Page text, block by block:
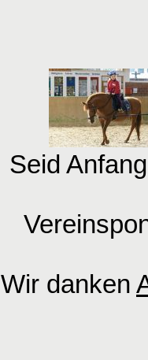
Seid
Wir danken